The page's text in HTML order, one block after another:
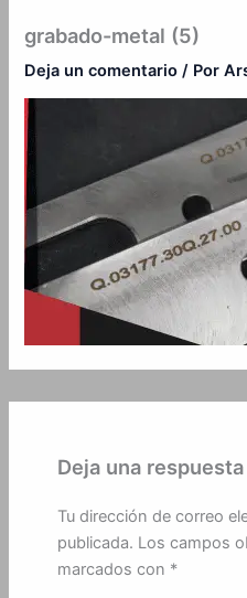
contenido
grabado-metal (5)
Deja un comentario / Por
Deja una respuesta
Tu dirección de correo
publicada. Los campos
marcados con *